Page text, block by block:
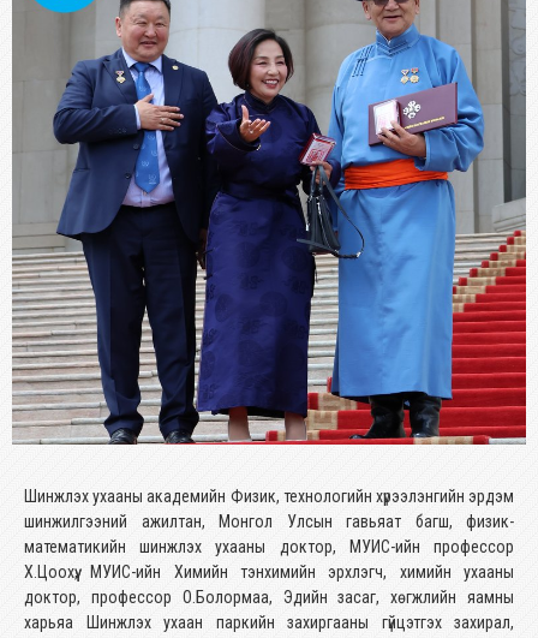
Шинжлэх ухааны академийн Физик, технологийн хүрээлэнгийн эрдэм
шинжилгээний ажилтан, Монгол Улсын гавьяат багш, физик-
математикийн шинжлэх ухааны доктор, МУИС-ийн профессор
Х.Цоохүү, МУИС-ийн Химийн тэнхимийн эрхлэгч, химийн ухааны
доктор, профессор О.Болормаа, Эдийн засаг, хөгжлийн яамны
харьяа Шинжлэх ухаан паркийн захиргааны гүйцэтгэх захирал,